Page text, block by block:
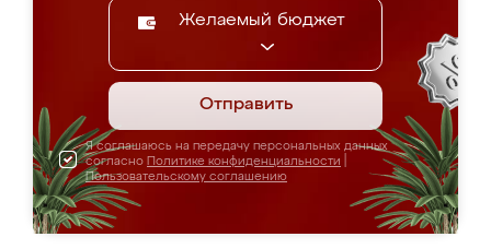
Желаемый бюджет
Отправить
Я соглашаюсь на передачу персональных данных
согласно Политике конфиденциальности
Пользовательскому соглашению